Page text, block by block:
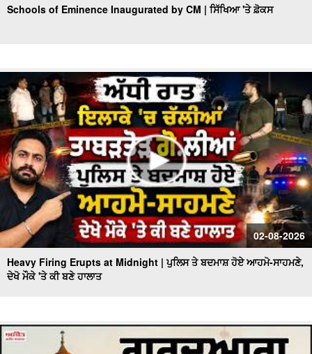
Schools of Eminence Inaugurated by CM | ਸਿੱਖਿਆ 'ਤੇ ਫ਼ੋਕਸ
02-08-2026
Heavy Firing Erupts at Midnight | ਪੁਲਿਸ ਤੇ ਬਦਮਾਸ਼ ਹੋਏ ਆਹਮੋ-ਸਾਹਮਣੇ,
ਦੇਖੋ ਮੌਕੇ 'ਤੇ ਕੀ ਬਣੇ ਹਾਲਾਤ